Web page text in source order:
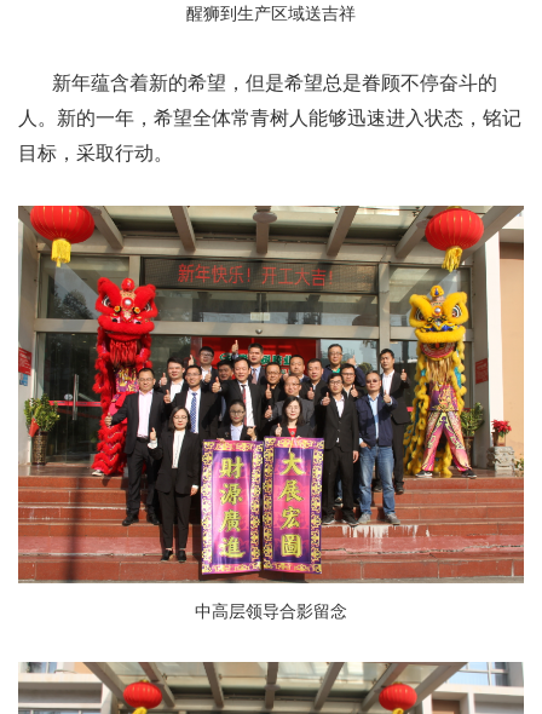
醒狮到生产区域送吉祥
新年蕴含着新的希望，但是希望总是眷顾不停奋斗的
人。新的一年，希望全体常青树人能够迅速进入状态，铭记
目标，采取行动。
中高层领导合影留念